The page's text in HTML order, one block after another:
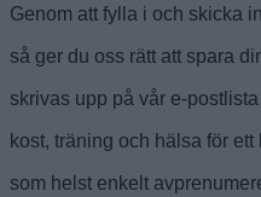
Genom att fylla i och skicka
så ger du oss rätt att spara
skrivas upp på vår e-
kost, träning och hälsa för
som helst enkelt